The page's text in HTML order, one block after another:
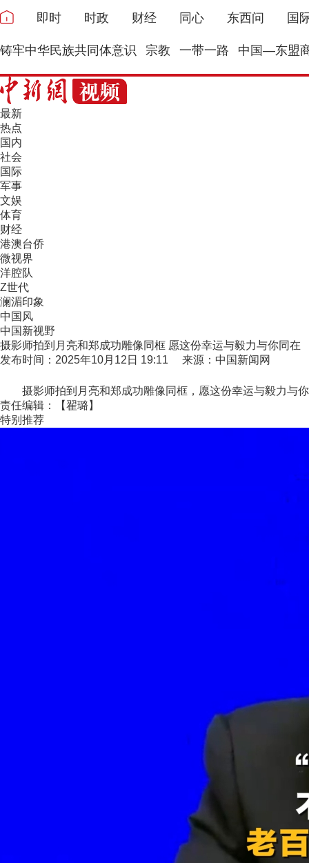
即时 时政 财经 同心 东西问 国
铸牢中华民族共同体意识 宗教 一带一路 中国—东盟
最新
热点
国内
社会
国际
军事
文娱
体育
财经
港澳台侨
微视界
洋腔队
Z世代
澜湄印象
中国风
中国新视野
摄影师拍到月亮和郑成功雕像同框 愿这份幸运与毅力与你同在
发布时间：2025年10月12日 19:11 来源：中国新闻网
摄影师拍到月亮和郑成功雕像同框，愿这份幸运与毅力与
责任编辑：【翟璐】
特别推荐